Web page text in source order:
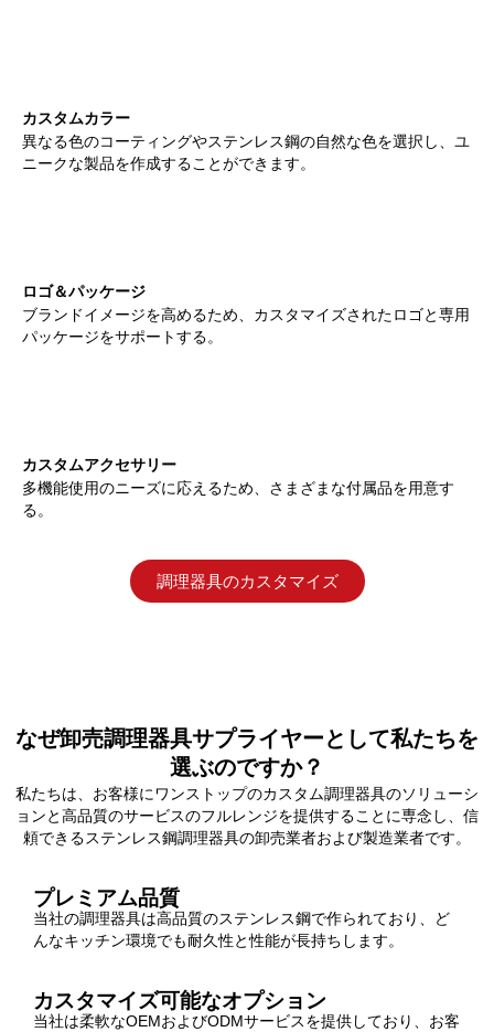
カスタムカラー
異なる色のコーティングやステンレス鋼の自然な色を選択し、ユ
ニークな製品を作成することができます。
ロゴ＆パッケージ
ブランドイメージを高めるため、カスタマイズされたロゴと専用
パッケージをサポートする。
カスタムアクセサリー
多機能使用のニーズに応えるため、さまざまな付属品を用意す
る。
調理器具のカスタマイズ
なぜ卸売調理器具サプライヤーとして私たちを
選ぶのですか？
私たちは、お客様にワンストップのカスタム調理器具のソリューシ
ョンと高品質のサービスのフルレンジを提供することに専念し、信
頼できるステンレス鋼調理器具の卸売業者および製造業者です。
プレミアム品質
当社の調理器具は高品質のステンレス鋼で作られており、ど
んなキッチン環境でも耐久性と性能が長持ちします。
カスタマイズ可能なオプション
当社は柔軟なOEMおよびODMサービスを提供しており、お客